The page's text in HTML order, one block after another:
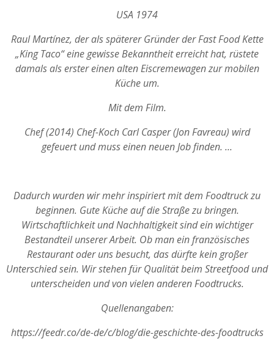
USA 1974
Raul Martínez, der als späterer Gründer der Fast Food Kette
„King Taco“ eine gewisse Bekanntheit erreicht hat, rüstete
damals als erster einen alten Eiscremewagen zur mobilen
Küche um.
Mit dem Film.
Chef (2014) Chef-Koch Carl Casper (Jon Favreau) wird
gefeuert und muss einen neuen Job finden. ...
Dadurch wurden wir mehr inspiriert mit dem Foodtruck zu
beginnen. Gute Küche auf die Straße zu bringen.
Wirtschaftlichkeit und Nachhaltigkeit sind ein wichtiger
Bestandteil unserer Arbeit. Ob man ein französisches
Restaurant oder uns besucht, das dürfte kein großer
Unterschied sein. Wir stehen für Qualität beim Streetfood und
unterscheiden und von vielen anderen Foodtrucks.
Quellenangaben:
https://feedr.co/de-de/c/blog/die-geschichte-des-foodtrucks